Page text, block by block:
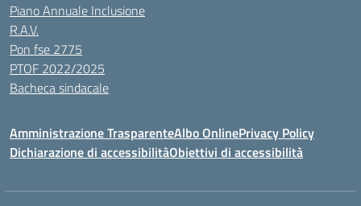
Piano Annuale Inclusione
R.A.V.
Pon fse 2775
PTOF 2022/2025
Bacheca sindacale
Amministrazione TrasparenteAlbo OnlinePrivacy Policy
Dichiarazione di accessibilitàObiettivi di accessibilità